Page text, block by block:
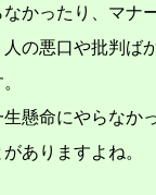
かったり、マナ
の悪口や批判ば
懸命にやらなか
ありますよね。